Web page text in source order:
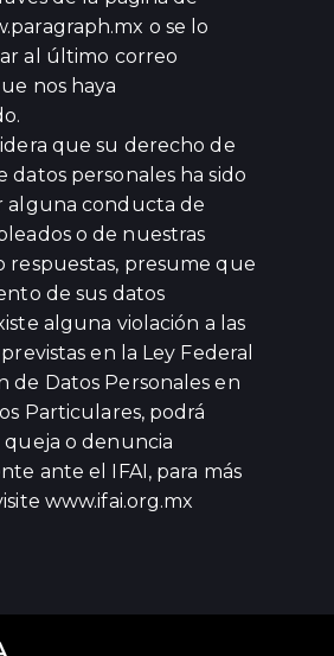
o se lo
al último correo
nos haya
que su derecho de
datos personales ha sido
alguna conducta de
o de nuestras
respuestas, presume que
de sus datos
alguna violación a las
en la Ley Federal
de Datos Personales en
Particulares, podrá
o denuncia
ante el IFAI, para más
www.ifai.org.mx